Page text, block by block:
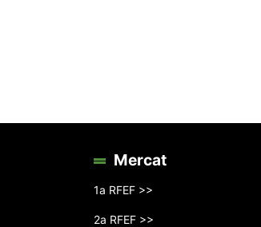
Mercat
1a RFEF >>
2a RFEF >>